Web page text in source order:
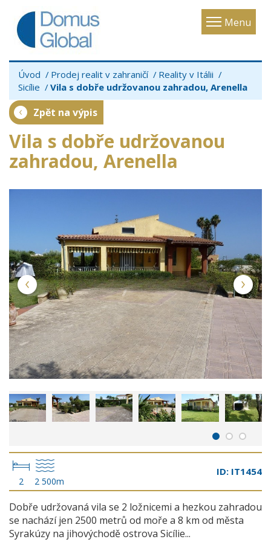
Menu
Toggle
Úvod Prodej realit v zahraničí
Reality v Itálii
Sicílie
Vila s dobře udržovanou zahradou, Arenella
Zpět na výpis
Vila s dobře udržovanou
zahradou, Arenella
2 2 500m
ID: IT1454
Dobře udržovaná vila se 2 ložnicemi a hezkou zahradou
se nachází jen 2500 metrů od moře a 8 km od města
Syrakúzy na jihovýchodě ostrova Sicílie...